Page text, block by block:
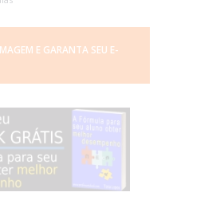
E GARANTA SEU E-